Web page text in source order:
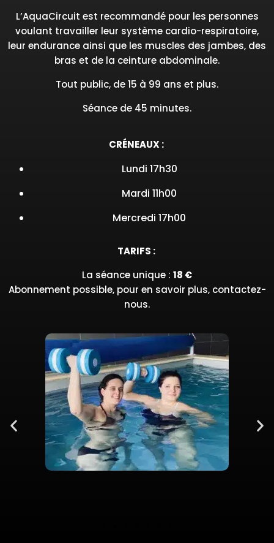
L’AquaCircuit est recommandé pour les personnes
voulant travailler leur système cardio-respiratoire,
leur endurance ainsi que les muscles des jambes, des
bras et de la ceinture abdominale.
Tout public, de 15 à 99 ans et plus.
Séance de 45 minutes.
CRÉNEAUX :
Lundi 17h30
Mardi 11h00
Mercredi 17h00
TARIFS :
La séance unique : 18 €
Abonnement possible, pour en savoir plus, contactez-
nous.